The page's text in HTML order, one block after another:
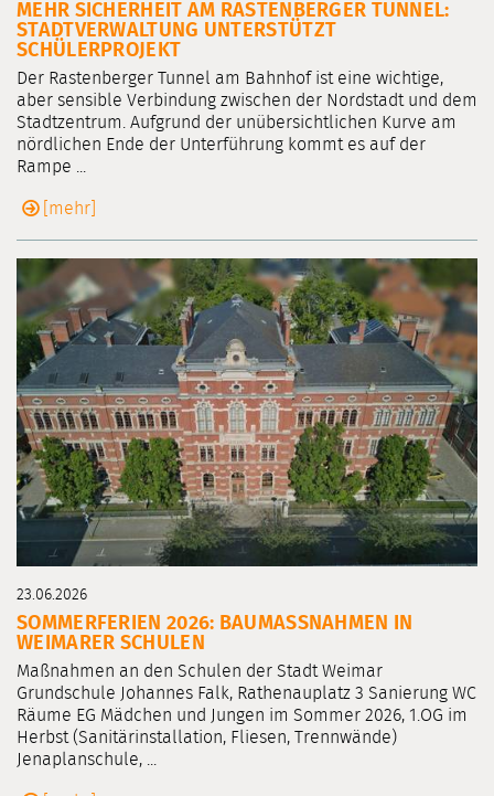
MEHR SICHERHEIT AM RASTENBERGER TUNNEL:
STADTVERWALTUNG UNTERSTÜTZT
SCHÜLERPROJEKT
Der Rastenberger Tunnel am Bahnhof ist eine wichtige,
aber sensible Verbindung zwischen der Nordstadt und dem
Stadtzentrum. Aufgrund der unübersichtlichen Kurve am
nördlichen Ende der Unterführung kommt es auf der
Rampe ...
[mehr]
23.06.2026
SOMMERFERIEN 2026: BAUMASSNAHMEN IN W
EIMARER SCHULEN
Maßnahmen an den Schulen der Stadt Weimar
Grundschule Johannes Falk, Rathenauplatz 3 Sanierung WC
Räume EG Mädchen und Jungen im Sommer 2026, 1.OG im
Herbst (Sanitärinstallation, Fliesen, Trennwände)
Jenaplanschule, ...